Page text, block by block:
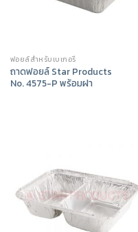
ฟอยล์สำหรับเบเกอรี่
ถาดฟอยล์ Star Products
No. 4575-P พร้อมฝา